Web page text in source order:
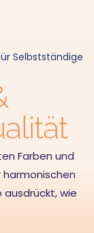
Farben und
ausdrückt, wie